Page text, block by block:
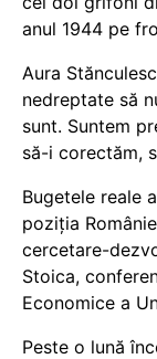
anul 1944 pe
Aura
nedreptate să
sunt. Suntem
să-i corectăm,
Bugetele reale
poziția
cercetare-
Stoica,
Economice a
Peste o lună